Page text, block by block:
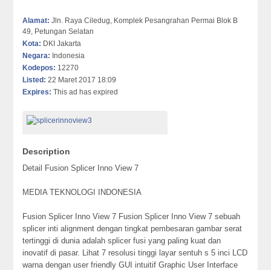
Alamat: Jln. Raya Ciledug, Komplek Pesangrahan Permai Blok B
49, Petungan Selatan
Kota: DKI Jakarta
Negara: Indonesia
Kodepos: 12270
Listed: 22 Maret 2017 18:09
Expires: This ad has expired
Description
Detail Fusion Splicer Inno View 7
MEDIA TEKNOLOGI INDONESIA
Fusion Splicer Inno View 7 Fusion Splicer Inno View 7 sebuah
splicer inti alignment dengan tingkat pembesaran gambar serat
tertinggi di dunia adalah splicer fusi yang paling kuat dan
inovatif di pasar. Lihat 7 resolusi tinggi layar sentuh s 5 inci LCD
warna dengan user friendly GUI intuitif Graphic User Interface